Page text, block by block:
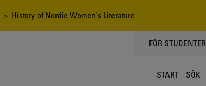
> History of Nordic Women's Literature
TOPPMENY
FÖR STUDENTER
START SÖK